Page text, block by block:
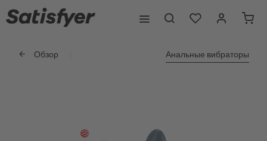
Обзор Анальные вибраторы